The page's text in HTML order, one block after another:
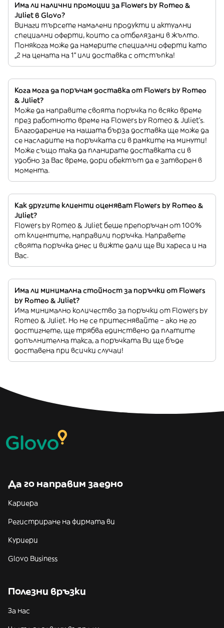
Има ли налични промоции за Flowers by Romeo &
Juliet в Glovo?
Винаги търсете намалени продукти и актуални
специални оферти, които са отбелязани в жълто.
Понякога може да намерите специални оферти като
„2 на цената на 1“ или доставка с отстъпка!
Кога мога да поръчам доставка от Flowers by Romeo
& Juliet?
Може да направите своята поръчка по всяко време
през работното време на Flowers by Romeo & Juliet’s.
Благодарение на нашата бърза доставка ще може да
се насладите на поръчката си в рамките на минути!
Може също така да планирате доставката си в
удобно за Вас време, дори обектът да е затворен в
момента.
Как другите клиенти оценяват Flowers by Romeo &
Juliet?
Flowers by Romeo & Juliet беше препоръчан от 100%
от клиентите, направили поръчка. Направете
своята поръчка днес и вижте дали ще Ви хареса и на
Вас.
Има ли минимална стойност за поръчки от Flowers
by Romeo & Juliet?
Има минимално количество за поръчки от Flowers by
Romeo & Juliet. Но не се притеснявайте – ако не го
достигнете, ще трябва единствено да платите
допълнителна такса, а поръчката Ви ще бъде
доставена при всички случаи!
Да го направим заедно
Кариера
Регистриране на фирмата ви
Куриери
Glovo Business
Полезни връзки
За нас